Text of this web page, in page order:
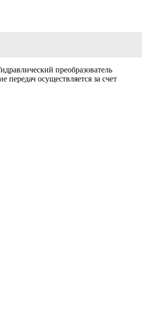
преобразователь
осуществляется за счет